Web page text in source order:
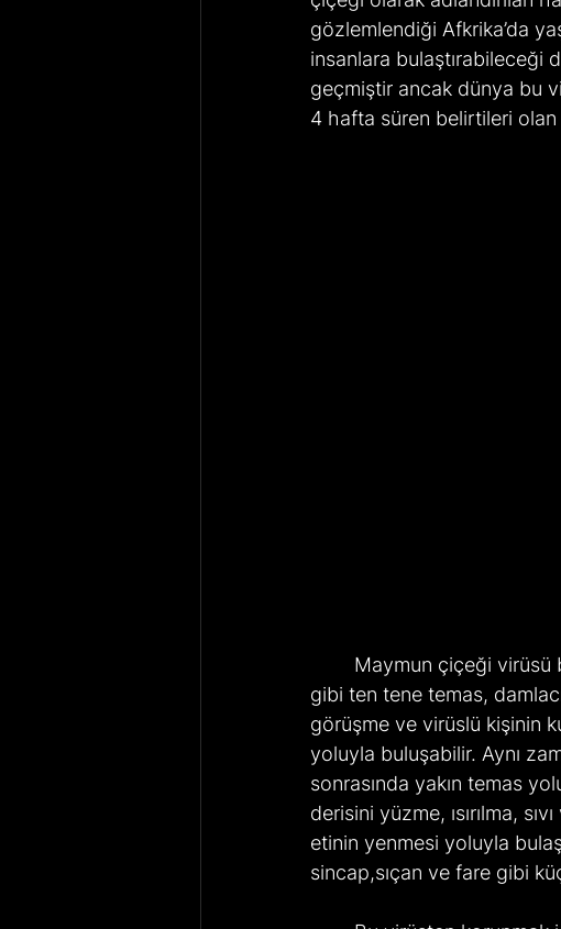
gözlemlendiği Afkrika’da
insanlara bulaştırabileceği
geçmiştir ancak dünya bu
4 hafta süren belirtileri olan
gibi ten tene temas,
görüşme ve virüslü kişinin
yoluyla buluşabilir. Aynı
sonrasında yakın temas
derisini yüzme, ısırılma,
etinin yenmesi yoluyla
sincap,sıçan ve fare gibi